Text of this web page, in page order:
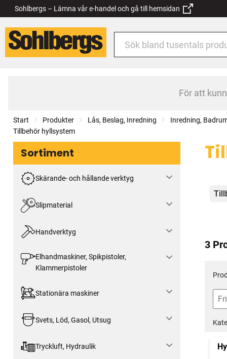
Sohlbergs – Lämna vår e-handel och gå till hemsidan
För att
Start Produkter Lås, Beslag, Inredning Inredning,
Tillbehör hyllsystem
Sortiment
Skärande- och hållande verktyg
Slipmaterial
Handverktyg
Elhandmaskiner, Spikpistoler,
Klammerpistoler
Stationära maskiner
Svets, Löd, Gasol, Utsug
Tryckluft, Hydraulik
3